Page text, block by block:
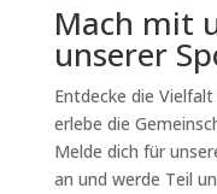
Mach mit
unserer
Entdecke die
erlebe die
Melde dich für
an und werde Teil